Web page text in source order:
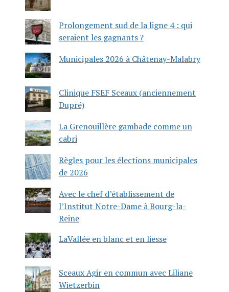
Prolongement sud de la ligne 4 : qui
seraient les gagnants ?
Municipales 2026 à Châtenay-Malabry
Clinique FSEF Sceaux (anciennement
Dupré)
La Grenouillère gambade comme un
cabri
Règles pour les élections municipales
de 2026
Avec le chef d’établissement de
l’Institut Notre-Dame à Bourg-la-
Reine
LaVallée en blanc et en liesse
Sceaux Agir en commun avec Liliane
Wietzerbin